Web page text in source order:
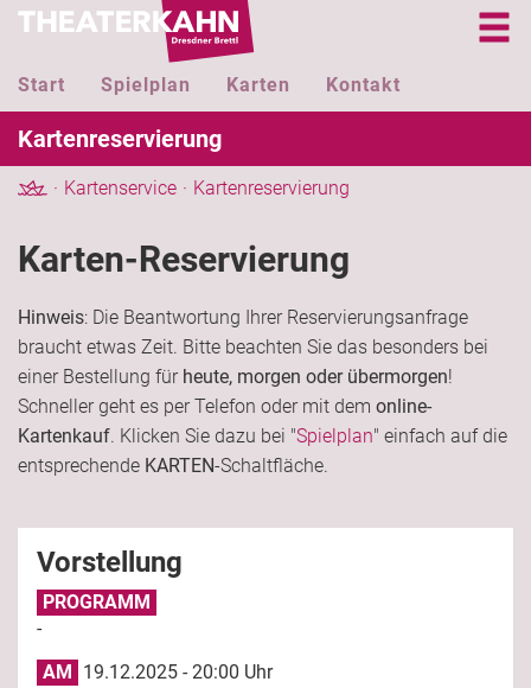
Start Spielplan Karten Kontakt
Kartenreservierung
Kartenservice Kartenreservierung
Karten-Reservierung
Hinweis: Die Beantwortung Ihrer Reservierungsanfrage
braucht etwas Zeit. Bitte beachten Sie das besonders bei
einer Bestellung für heute, morgen oder übermorgen!
Schneller geht es per Telefon oder mit dem online-
Kartenkauf. Klicken Sie dazu bei "Spielplan" einfach auf die
entsprechende KARTEN-Schaltfläche.
Vorstellung
PROGRAMM
-
AM
19.12.2025 - 20:00 Uhr